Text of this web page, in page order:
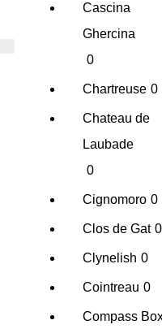
Cascina
Ghercina
0
Chartreuse 0
Chateau de
Laubade
0
Cignomoro 0
Clos de Gat 0
Clynelish 0
Cointreau 0
Compass